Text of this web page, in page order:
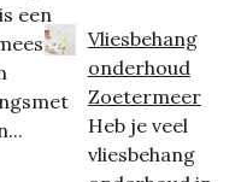
een
Vliesbehang
onderhoud
Zoetermeer
Heb je veel
vliesbehang